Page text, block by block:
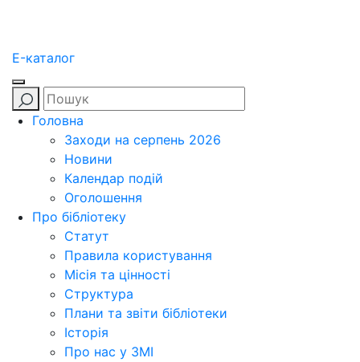
E-каталог
Головна
Заходи на серпень 2026
Новини
Календар подій
Оголошення
Про бібліотеку
Статут
Правила користування
Місія та цінності
Структура
Плани та звіти бібліотеки
Історія
Про нас у ЗМІ